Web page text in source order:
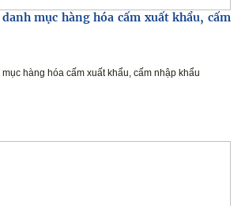
mục hàng hóa cấm xuất khẩu, cấm
hàng hóa cấm xuất khẩu, cấm nhập khẩu